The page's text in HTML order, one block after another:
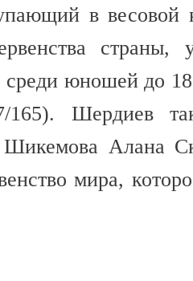
в весовой
юношей до 18
165). Шердиев
Алана
мира,